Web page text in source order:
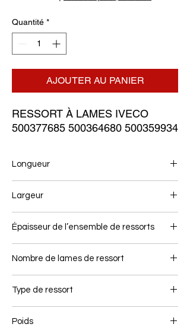
Quantité *
AJOUTER AU PANIER
RESSORT À LAMES IVECO
500377685 500364680 500359934
Longueur
Largeur
Épaisseur de l’ensemble de ressorts
Nombre de lames de ressort
Type de ressort
Poids